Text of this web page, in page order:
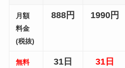
月額
料金
(税抜)
888円 1990円
無料
31日 31日